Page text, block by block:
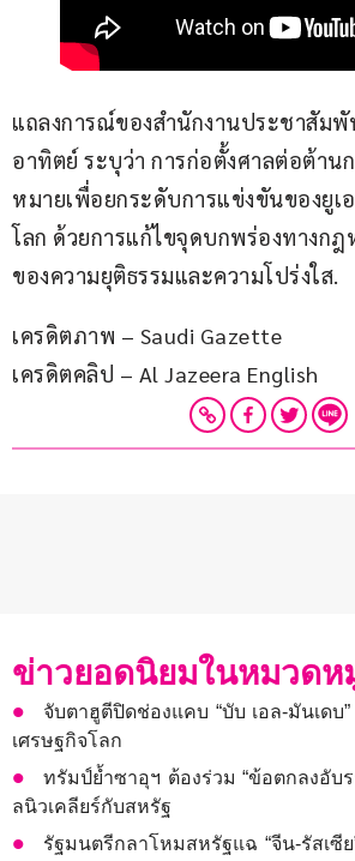
แถลงการณ์ของสำนักงานประชาสัมพั
อาทิตย์ ระบุว่า การก่อตั้งศาลต่อต้าน
หมายเพื่อยกระดับการแข่งขันของยูเ
โลก ด้วยการแก้ไขจุดบกพร่องทางก
ของความยุติธรรมและความโปร่งใส.
เครดิตภาพ – Saudi Gazette
เครดิตคลิป – Al Jazeera English
ข่าวยอดนิยมในหมวดห
จับตาฮูตีปิดช่องแคบ “บับ เอล-มันเดบ”
เศรษฐกิจโลก
ทรัมป์ย้ำซาอุฯ ต้องร่วม “ข้อตกลงอับ
ลนิวเคลียร์กับสหรัฐ
รัฐมนตรีกลาโหมสหรัฐแฉ “จีน-รัสเซี